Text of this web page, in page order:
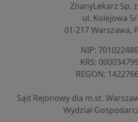
ZnanyLekarz Sp.
ul. Kolejowa
01-217 Warszawa,
NIP:
KRS:
REGON:
Sąd Rejonowy dla m.st.
Wydział